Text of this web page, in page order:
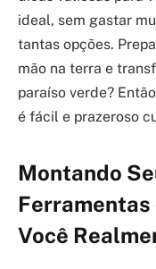
ideal, sem gastar
tantas opções.
mão na terra e
paraíso verde?
é fácil e prazeroso
Montando
Ferramentas
Você